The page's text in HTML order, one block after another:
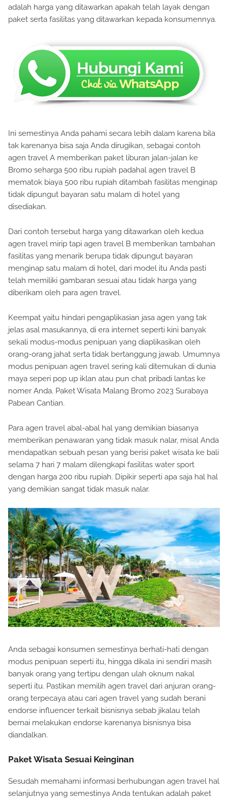
adalah harga yang ditawarkan apakah telah layak dengan
paket serta fasilitas yang ditawarkan kepada konsumennya.
Ini semestinya Anda pahami secara lebih dalam karena bila
tak karenanya bisa saja Anda dirugikan, sebagai contoh
agen travel A memberikan paket liburan jalan-jalan ke
Bromo seharga 500 ribu rupiah padahal agen travel B
mematok biaya 500 ribu rupiah ditambah fasilitas menginap
tidak dipungut bayaran satu malam di hotel yang
disediakan.
Dari contoh tersebut harga yang ditawarkan oleh kedua
agen travel mirip tapi agen travel B memberikan tambahan
fasilitas yang menarik berupa tidak dipungut bayaran
menginap satu malam di hotel, dari model itu Anda pasti
telah memiliki gambaran sesuai atau tidak harga yang
diberikam oleh para agen travel.
Keempat yaitu hindari pengaplikasian jasa agen yang tak
jelas asal masukannya, di era internet seperti kini banyak
sekali modus-modus penipuan yang diaplikasikan oleh
orang-orang jahat serta tidak bertanggung jawab. Umumnya
modus penipuan agen travel sering kali ditemukan di dunia
maya seperi pop up iklan atau pun chat pribadi lantas ke
nomer Anda. Paket Wisata Malang Bromo 2023 Surabaya
Pabean Cantian.
Para agen travel abal-abal hal yang demikian biasanya
memberikan penawaran yang tidak masuk nalar, misal Anda
mendapatkan sebuah pesan yang berisi paket wisata ke bali
selama 7 hari 7 malam dilengkapi fasilitas water sport
dengan harga 200 ribu rupiah. Dipikir seperti apa saja hal hal
yang demikian sangat tidak masuk nalar.
Anda sebagai konsumen semestinya berhati-hati dengan
modus penipuan seperti itu, hingga dikala ini sendiri masih
banyak orang yang tertipu dengan ulah oknum nakal
seperti itu. Pastikan memilih agen travel dari anjuran orang-
orang terpecaya atau cari agen travel yang sudah berani
endorse influencer terkait bisnisnya sebab jikalau telah
bernai melakukan endorse karenanya bisnisnya bisa
diandalkan.
Paket Wisata Sesuai Keinginan
Sesudah memahami informasi berhubungan agen travel hal
selanjutnya yang semestinya Anda tentukan adalah paket